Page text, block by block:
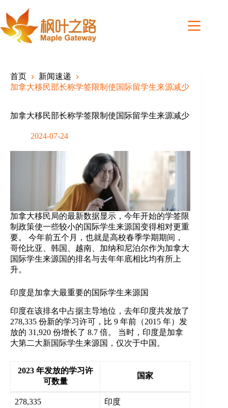
content
首页
新闻速递
加拿大移民部长称学签限制使国际留学生来源减少
加拿大移民部长称学签限制使国际留学生来源减少
2024-07-24
加拿大移民局的最新数据显示，今年开始的学签限
制政策使一些较小的国际学生来源国变得相对更重
要。 今年前五个月，也就是高校春季学期期间，
哥伦比亚、韩国、越南、加纳和尼泊尔作为加拿大
国际学生来源国的排名与去年年底相比均有所上
升。
印度是加拿大最重要的国际学生来源国
印度在该排名中占据主导地位，去年印度共发放了
278,335 份新的学习许可，比 9 年前（2015 年）发
放的 31,920 份增长了 8.7 倍。 当时，印度是加拿
大第二大新国际学生来源国，仅次于中国。
2023 年发放的学习许
可数量
国家
278,335 印度